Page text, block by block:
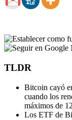
TLDR
Bitcoin cayó
cuando los
máximos de
Los ETF de